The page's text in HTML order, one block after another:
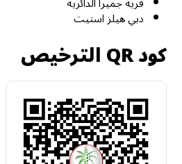
دبي هيلز استيت
كود QR الترخيص